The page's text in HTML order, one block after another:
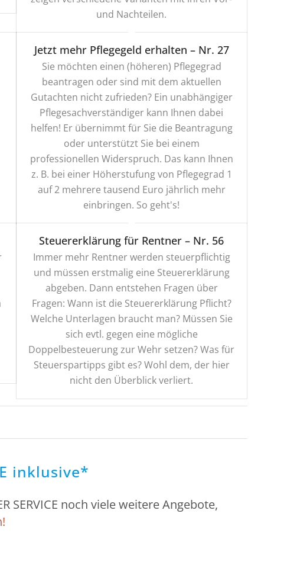
und Nachteilen.
Jetzt mehr Pflegegeld erhalten – Nr. 27
Sie möchten einen (höheren) Pflegegrad
beantragen oder sind mit dem aktuellen
Gutachten nicht zufrieden? Ein unabhängiger
Pflegesachverständiger kann Ihnen dabei
helfen! Er übernimmt für Sie die Beantragung
oder unterstützt Sie bei einem
professionellen Widerspruch. Das kann Ihnen
z. B. bei einer Höherstufung von Pflegegrad 1
auf 2 mehrere tausend Euro jährlich mehr
einbringen. So geht's!
Steuererklärung für Rentner – Nr. 56
Immer mehr Rentner werden steuerpflichtig
und müssen erstmalig eine Steuererklärung
abgeben. Dann entstehen Fragen über
Fragen: Wann ist die Steuererklärung Pflicht?
Welche Unterlagen braucht man? Müssen Sie
sich evtl. gegen eine mögliche
Doppelbesteuerung zur Wehr setzen? Was für
Steuerspartipps gibt es? Wohl dem, der hier
nicht den Überblick verliert.
inklusive*
SERVICE noch viele weitere Angebote,